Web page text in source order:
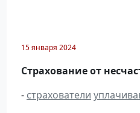
15 января 2024
Страхование от
- страхователи